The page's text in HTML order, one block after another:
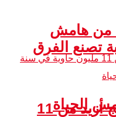
طنجة المتوسط يعالج أزيد من 11
من هامش
تصنع الفرق
الحياة